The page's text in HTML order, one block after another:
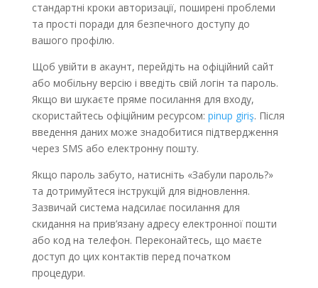
стандартні кроки авторизації, поширені проблеми
та прості поради для безпечного доступу до
вашого профілю.
Щоб увійти в акаунт, перейдіть на офіційний сайт
або мобільну версію і введіть свій логін та пароль.
Якщо ви шукаєте пряме посилання для входу,
скористайтесь офіційним ресурсом: pinup giriş. Після
введення даних може знадобитися підтвердження
через SMS або електронну пошту.
Якщо пароль забуто, натисніть «Забули пароль?»
та дотримуйтеся інструкцій для відновлення.
Зазвичай система надсилає посилання для
скидання на прив’язану адресу електронної пошти
або код на телефон. Переконайтесь, що маєте
доступ до цих контактів перед початком
процедури.